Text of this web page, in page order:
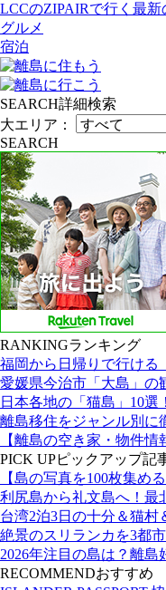
LCCのZIPAIRで行く最
グルメ
宿泊
SEARCH詳細検索
大エリア：
SEARCH
RANKINGランキング
福岡から日帰りで行ける
愛媛県今治市「大島」の
日本各地の「猫島」10選
離島移住をジャンル別に
【離島の空き家・物件
PICK UPピックアップ記
【島の写真を100枚集め
利尻島から礼文島へ！最
台湾2泊3日の十分＆猫
絶景のスリランカを3都
2026年注目の島は？離
RECOMMENDおすすめ